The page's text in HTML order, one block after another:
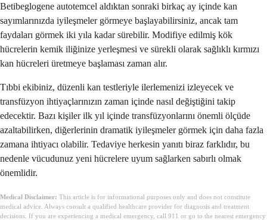
Betibeglogene autotemcel aldıktan sonraki birkaç ay içinde kan
sayımlarınızda iyileşmeler görmeye başlayabilirsiniz, ancak tam
faydaları görmek iki yıla kadar sürebilir. Modifiye edilmiş kök
hücrelerin kemik iliğinize yerleşmesi ve sürekli olarak sağlıklı kırmızı
kan hücreleri üretmeye başlaması zaman alır.
Tıbbi ekibiniz, düzenli kan testleriyle ilerlemenizi izleyecek ve
transfüzyon ihtiyaçlarınızın zaman içinde nasıl değiştiğini takip
edecektir. Bazı kişiler ilk yıl içinde transfüzyonlarını önemli ölçüde
azaltabilirken, diğerlerinin dramatik iyileşmeler görmek için daha fazla
zamana ihtiyacı olabilir. Tedaviye herkesin yanıtı biraz farklıdır, bu
nedenle vücudunuz yeni hücrelere uyum sağlarken sabırlı olmak
önemlidir.
Medical Disclaimer: This article is for informational purposes only and does not constitute
medical advice. Always consult a qualified healthcare provider for diagnosis and treatment
decisions. If you are experiencing a medical emergency, call 911 or go to the nearest emergency